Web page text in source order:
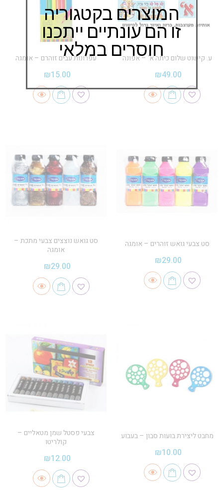
ע. קישוט שלום כיתה א' – אפונה
₪49.00
עפרונות עבים זוהרם – אומגה
₪15.00
סט צבעי גואש זוהרים – אומגה
₪29.00
סט גואש נוצצים צבעי מתכת –
אומגה
₪29.00
מחבט ליצירת בועות סבון – בעבוע
₪10.00
צבעי פסטל שמן מטאליים –
קולריטו
₪12.00
המוצרים בקטגוריה
זו הם עונתיים ייתכנו
חוסרים במלאי